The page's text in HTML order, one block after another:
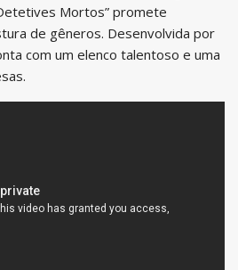
Mortos” promete
de gêneros. Desenvolvida por
com um elenco talentoso e uma